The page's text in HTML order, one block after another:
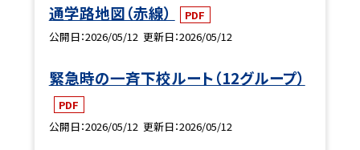
通学路地図（赤線）
PDF
公開日 2026/05/12 更新日 2026/05/12
緊急時の一斉下校ルート（12グループ）
PDF
公開日 2026/05/12 更新日 2026/05/12